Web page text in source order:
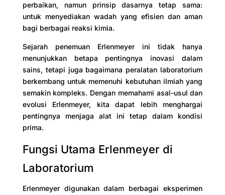
perbaikan, namun prinsip dasarnya tetap sama:
untuk menyediakan wadah yang efisien dan aman
bagi berbagai reaksi kimia.
Sejarah penemuan Erlenmeyer ini tidak hanya
menunjukkan betapa pentingnya inovasi dalam
sains, tetapi juga bagaimana peralatan laboratorium
berkembang untuk memenuhi kebutuhan ilmiah yang
semakin kompleks. Dengan memahami asal-usul dan
evolusi Erlenmeyer, kita dapat lebih menghargai
pentingnya menjaga alat ini tetap dalam kondisi
prima.
Fungsi Utama Erlenmeyer di
Laboratorium
Erlenmeyer digunakan dalam berbagai eksperimen